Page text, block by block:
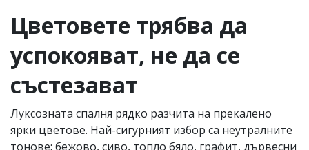
Цветовете трябва да
успокояват, не да се
състезават
Луксозната спалня рядко разчита на прекалено
ярки цветове. Най-сигурният избор са неутралните
тонове: бежово, сиво, топло бяло, графит, дървесни